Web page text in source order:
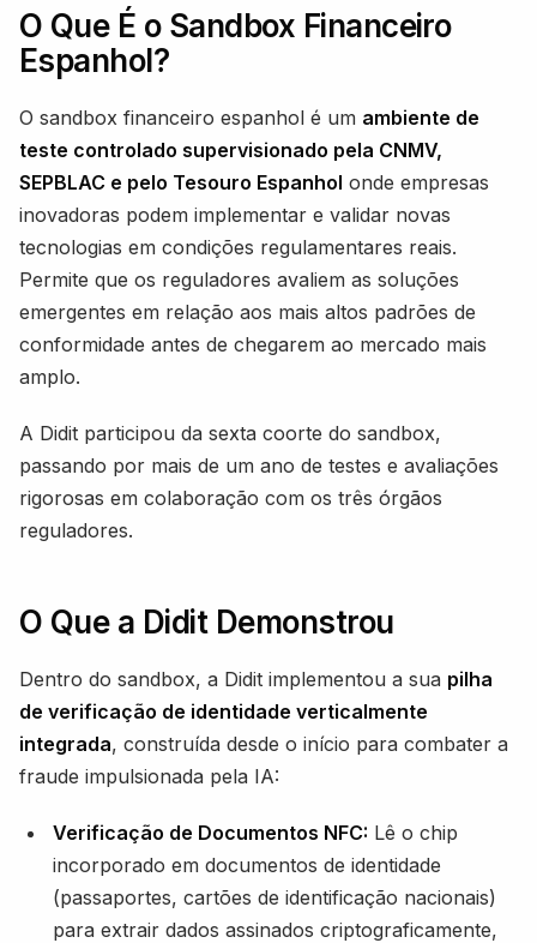
O Que É o Sandbox Financeiro
Espanhol?
O sandbox financeiro espanhol é um ambiente de
teste controlado supervisionado pela CNMV,
SEPBLAC e pelo Tesouro Espanhol onde empresas
inovadoras podem implementar e validar novas
tecnologias em condições regulamentares reais.
Permite que os reguladores avaliem as soluções
emergentes em relação aos mais altos padrões de
conformidade antes de chegarem ao mercado mais
amplo.
A Didit participou da sexta coorte do sandbox,
passando por mais de um ano de testes e avaliações
rigorosas em colaboração com os três órgãos
reguladores.
O Que a Didit Demonstrou
Dentro do sandbox, a Didit implementou a sua pilha
de verificação de identidade verticalmente
integrada, construída desde o início para combater a
fraude impulsionada pela IA:
Verificação de Documentos NFC: Lê o chip
incorporado em documentos de identidade
(passaportes, cartões de identificação nacionais)
para extrair dados assinados criptograficamente,